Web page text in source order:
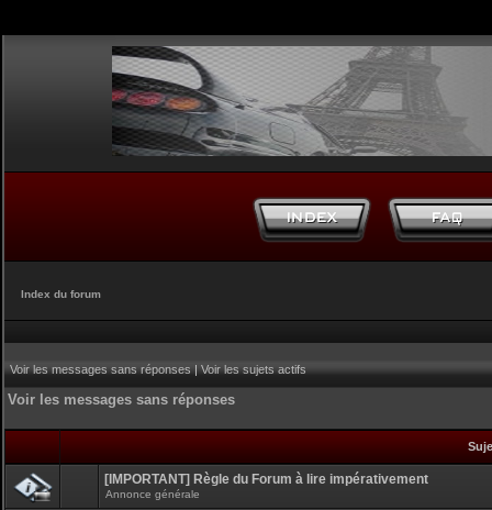
Index du forum
Voir les messages sans réponses|Voir les sujets actifs
Voir les messages sans réponses
[IMPORTANT] Règle du Forum à lire impérativement
Annonce générale